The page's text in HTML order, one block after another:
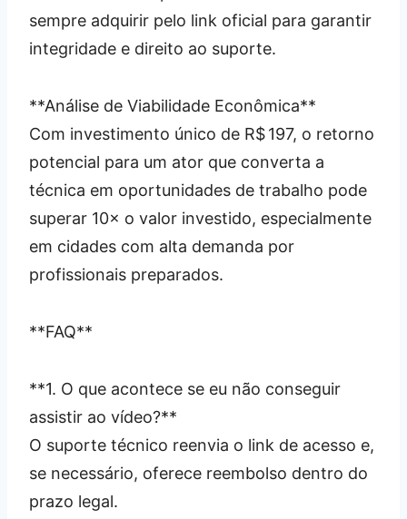
sempre adquirir pelo link oficial para garantir
integridade e direito ao suporte.
**Análise de Viabilidade Econômica**
Com investimento único de R$ 197, o retorno
potencial para um ator que converta a
técnica em oportunidades de trabalho pode
superar 10× o valor investido, especialmente
em cidades com alta demanda por
profissionais preparados.
**FAQ**
**1. O que acontece se eu não conseguir
assistir ao vídeo?**
O suporte técnico reenvia o link de acesso e,
se necessário, oferece reembolso dentro do
prazo legal.